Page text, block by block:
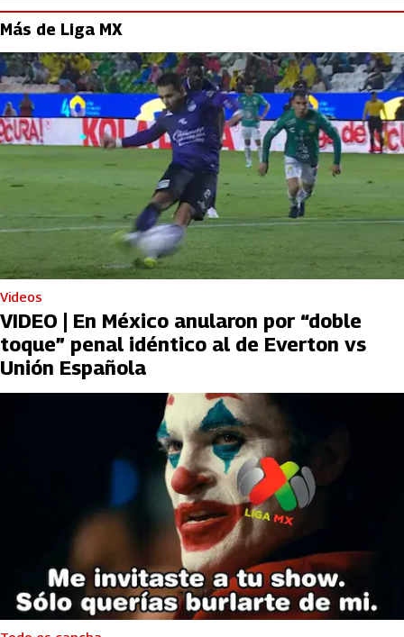
Más de Liga MX
Videos
VIDEO | En México anularon por “doble
toque” penal idéntico al de Everton vs
Unión Española